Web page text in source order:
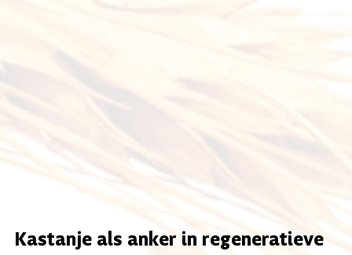
Kastanje als anker in regeneratieve